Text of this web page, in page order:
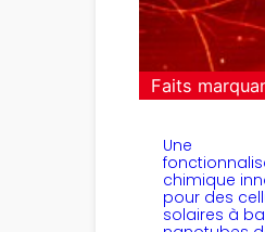
Faits
Une
chimique
pour des
solaires à